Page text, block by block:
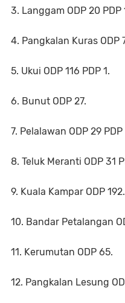
3. Langgam ODP 20 PDP
4. Pangkalan Kuras ODP
5. Ukui ODP 116 PDP 1.
6. Bunut ODP 27.
7. Pelalawan ODP 29 PDP
8. Teluk Meranti ODP 31
9. Kuala Kampar ODP 192.
10. Bandar Petalangan
11. Kerumutan ODP 65.
12. Pangkalan Lesung